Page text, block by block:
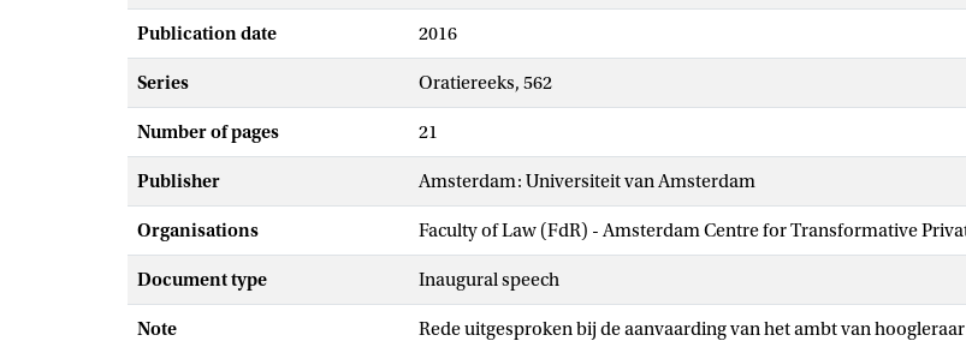
Publication date 2016
Series Oratiereeks, 562
Number of pages 21
Publisher Amsterdam: Universiteit van Amsterdam
Organisations Faculty of Law (FdR) - Amsterdam Centre for Transformative
Document type Inaugural speech
Note
Rede uitgesproken bij de aanvaarding van het ambt van